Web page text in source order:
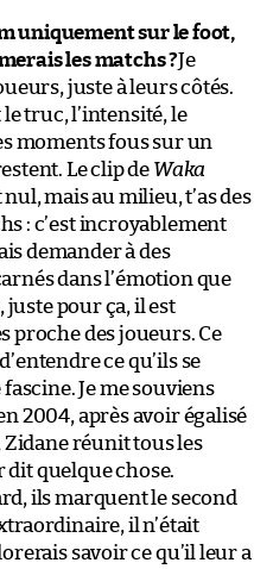
uniquement sur le foot,
les matchs ?Je
juste à leurs côtés.
le truc, l’intensité, le
moments fous sur un
Le clip de Waka
nul, mais au milieu, t’as des
: c’est incroyablement
demander à des
dans l’émotion que
juste pour ça, il est
proche des joueurs. Ce
ce qu’ils se
Je me souviens
2004, après avoir égalisé
Zidane réunit tous les
dit quelque chose.
ils marquent le second
il n’était
savoir ce qu’il leur a